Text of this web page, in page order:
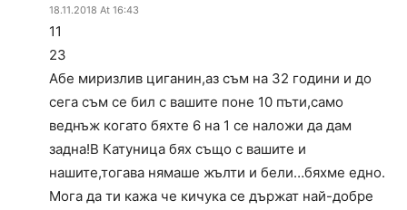
18.11.2018 At 16:43
11
23
Абе миризлив циганин,аз съм на 32 години и до
сега съм се бил с вашите поне 10 пъти,само
веднъж когато бяхте 6 на 1 се наложи да дам
задна!В Катуница бях също с вашите и
нашите,тогава нямаше жълти и бели…бяхме едно.
Мога да ти кажа че кичука се държат най-добре